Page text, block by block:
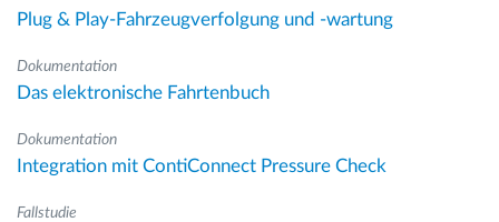
Plug & Play-Fahrzeugverfolgung und -wartung
Dokumentation
Das elektronische Fahrtenbuch
Dokumentation
Integration mit ContiConnect Pressure Check
Fallstudie